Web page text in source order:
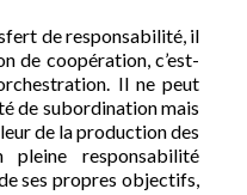
de responsabilité, il
de coopération, c’est-
Il ne peut
de subordination mais
de la production des
responsabilité
de ses propres objectifs,